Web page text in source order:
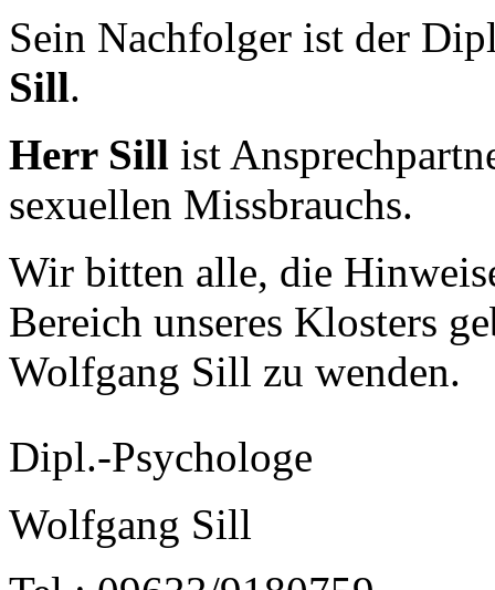
Sein Nachfolger ist der
Sill.
Herr Sill ist
sexuellen Missbrauchs.
Wir bitten alle, die
Bereich unseres Klosters
Wolfgang Sill zu wenden.
Dipl.-Psychologe
Wolfgang Sill